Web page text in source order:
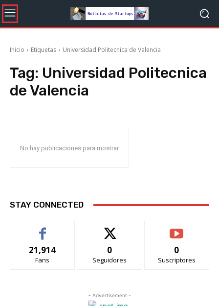
Inicio Etiquetas Universidad Politecnica de Valencia
Tag: Universidad Politecnica
de Valencia
No hay publicaciones para mostrar
STAY CONNECTED
21,914
Fans
0
Seguidores
0
Suscriptores
- Advertisement -